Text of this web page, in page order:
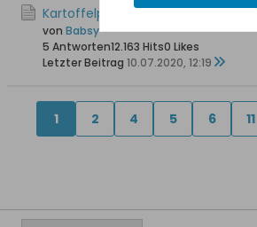
Kartoffelpüree mit Buttermilch.
von Babsy
5 Antworten12.163 Hits0 Likes
Letzter Beitrag 10.07.2020, 12:19
1 2 4 5 6 11